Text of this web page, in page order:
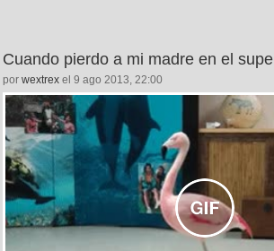
Cuando pierdo a mi madre en el
por wextrex el 9 ago 2013, 22:00